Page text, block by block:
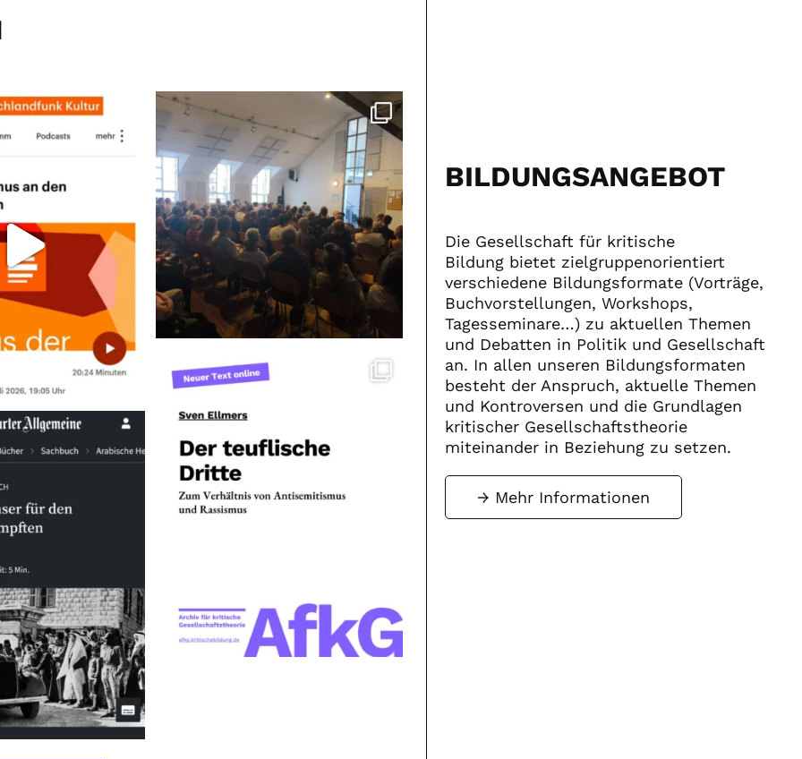
BILDUNGSANGEBOT
Die Gesellschaft für kritische
Bildung bietet zielgruppenorientiert
verschiedene Bildungsformate (Vorträge,
Buchvorstellungen, Workshops,
Tagesseminare…) zu aktuellen Themen
und Debatten in Politik und Gesellschaft
an. In allen unseren Bildungsformaten
besteht der Anspruch, aktuelle Themen
und Kontroversen und die Grundlagen
kritischer Gesellschaftstheorie
miteinander in Beziehung zu setzen.
Mehr Informationen